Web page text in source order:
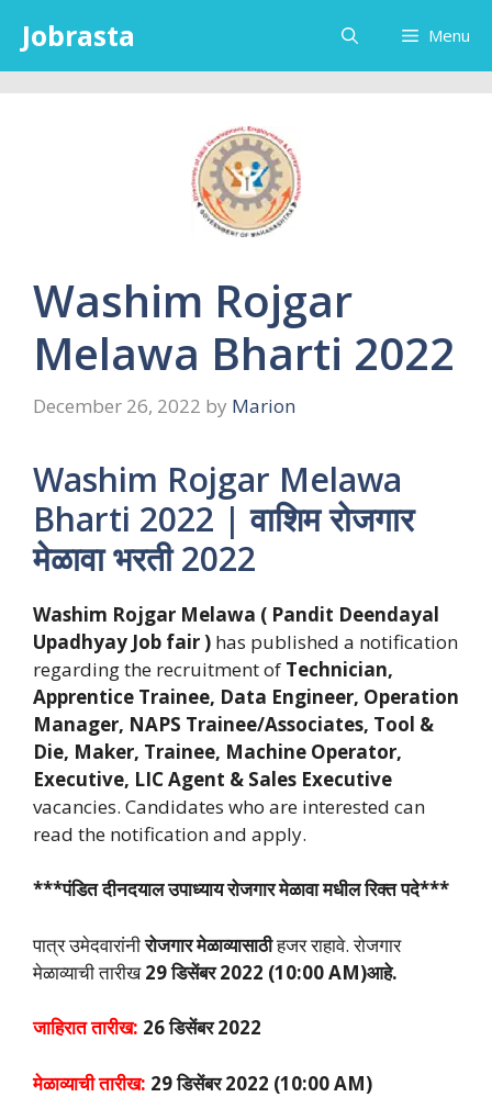
content
Jobrasta Menu
Washim Rojgar
Melawa Bharti 2022
December 26, 2022 by Marion
Washim Rojgar Melawa
Bharti 2022 | वाशिम रोजगार
मेळावा भरती 2022
Washim Rojgar Melawa ( Pandit Deendayal
Upadhyay Job fair ) has published a notification
regarding the recruitment of Technician,
Apprentice Trainee, Data Engineer, Operation
Manager, NAPS Trainee/Associates, Tool &
Die, Maker, Trainee, Machine Operator,
Executive, LIC Agent & Sales Executive
vacancies. Candidates who are interested can
read the notification and apply.
***पंडित दीनदयाल उपाध्याय रोजगार मेळावा मधील रिक्त पदे***
पात्र उमेदवारांनीरोजगार मेळाव्यासाठीहजर राहावे. रोजगार
मेळाव्याची तारीख29 डिसेंबर 2022 (10:00 AM)आहे.
जाहिरात तारीख: 26 डिसेंबर 2022
मेळाव्याची तारीख: 29 डिसेंबर 2022 (10:00 AM)